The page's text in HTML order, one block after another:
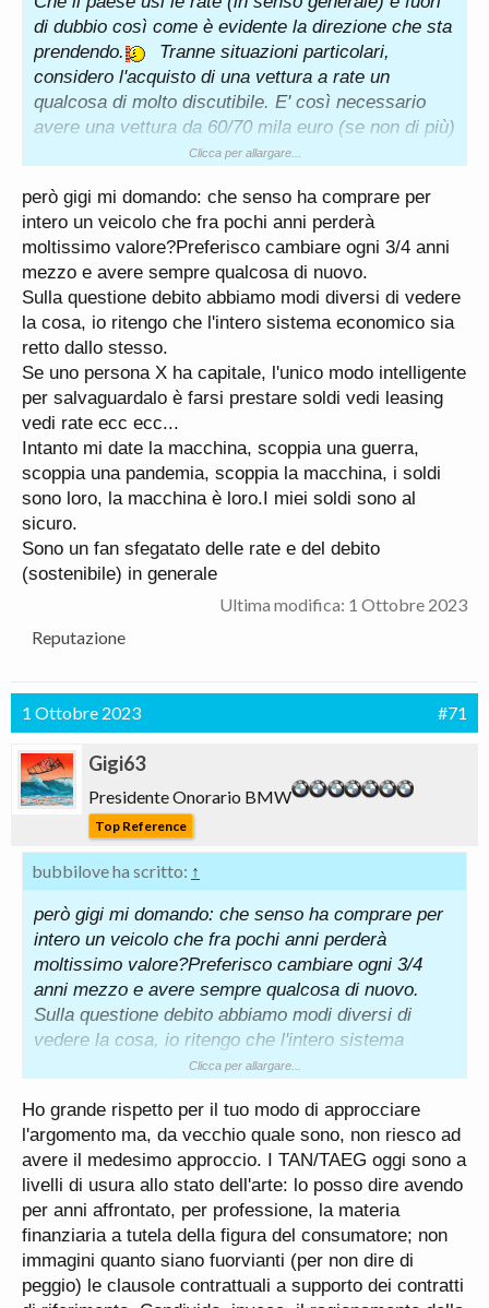
di dubbio così come è evidente la direzione che sta
prendendo.
Tranne situazioni particolari,
considero l'acquisto di una vettura a rate un
qualcosa di molto discutibile. E' così necessario
avere una vettura da 60/70 mila euro (se non di più)
se non si hanno le giuste e proporzionate coperture
i piedi per terra. Parere personale ovviamente
Ps. Aggiungo: 75 mila euro per una semplice
vettura di ingresso nel mondo Bmw è un furto
legalizzato secondo me
Ps. 2 Me ne guardo bene dal comprare una banale
macchina a rate così come qualsivoglia altro bene
di consumo
Ps.3 Gli interessi non convengono mai a chi apre
un finanziamento ma a chi finanza ma il loro
(istituto di credito) gioco è fare credere ci sia
convenienza e devo dire che funziona molto bene
da quello che vedo in giro
Clicca per allargare...
però gigi mi domando: che senso ha comprare per
intero un veicolo che fra pochi anni perderà
moltissimo valore?Preferisco cambiare ogni 3/4 anni
mezzo e avere sempre qualcosa di nuovo.
Sulla questione debito abbiamo modi diversi di vedere
la cosa, io ritengo che l'intero sistema economico sia
retto dallo stesso.
Se uno persona X ha capitale, l'unico modo intelligente
per salvaguardalo è farsi prestare soldi vedi leasing
vedi rate ecc ecc...
Intanto mi date la macchina, scoppia una guerra,
scoppia una pandemia, scoppia la macchina, i soldi
sono loro, la macchina è loro.I miei soldi sono al
sicuro.
Sono un fan sfegatato delle rate e del debito
(sostenibile) in generale
Ultima modifica: 1 Ottobre 2023
Reputazione
1 Ottobre 2023 #71
Gigi63
Presidente Onorario BMW
Top Reference
bubbilove ha scritto: ↑
però gigi mi domando: che senso ha comprare per
intero un veicolo che fra pochi anni perderà
moltissimo valore?Preferisco cambiare ogni 3/4
anni mezzo e avere sempre qualcosa di nuovo.
Sulla questione debito abbiamo modi diversi di
vedere la cosa, io ritengo che l'intero sistema
economico sia retto dallo stesso.
intelligente per salvaguardalo è farsi prestare soldi
vedi leasing vedi rate ecc ecc...
Intanto mi date la macchina, scoppia una guerra,
scoppia una pandemia, scoppia la macchina, i soldi
sono loro, la macchina è loro.I miei soldi sono al
sicuro.
Sono un fan sfegatato delle rate e del debito
(sostenibile) in generale
Clicca per allargare...
Ho grande rispetto per il tuo modo di approcciare
l'argomento ma, da vecchio quale sono, non riesco ad
avere il medesimo approccio. I TAN/TAEG oggi sono a
livelli di usura allo stato dell'arte: lo posso dire avendo
per anni affrontato, per professione, la materia
finanziaria a tutela della figura del consumatore; non
immagini quanto siano fuorvianti (per non dire di
peggio) le clausole contrattuali a supporto dei contratti